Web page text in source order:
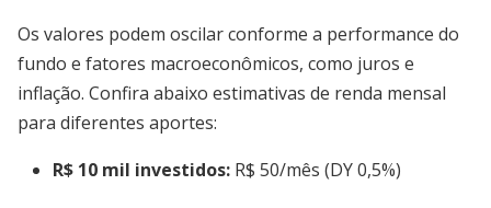
Os valores podem oscilar conforme a performance do
fundo e fatores macroeconômicos, como juros e
inflação. Confira abaixo estimativas de renda mensal
para diferentes aportes:
R$ 10 mil investidos: R$ 50/mês (DY 0,5%)